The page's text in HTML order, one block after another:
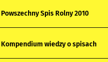
Powszechny Spis Rolny 2010
Kompendium wiedzy o spisach